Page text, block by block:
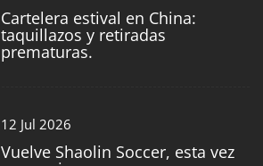
Cartelera estival en China:
taquillazos y retiradas
prematuras.
12 Jul 2026
Vuelve Shaolin Soccer, esta vez